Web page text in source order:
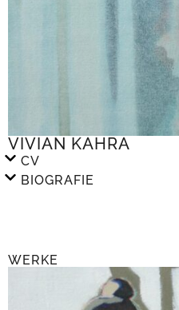
VIVIAN KAHRA
CV
BIOGRAFIE
WERKE